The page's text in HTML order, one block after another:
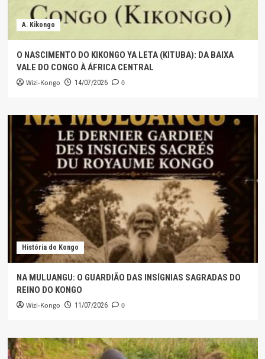
A. Kikongo
O NASCIMENTO DO KIKONGO YA LETA (KITUBA): DA BAIXA
VALE DO CONGO À ÁFRICA CENTRAL
Wizi-Kongo 14/07/2026 0
História do Kongo
NA MULUANGU: O GUARDIÃO DAS INSÍGNIAS SAGRADAS DO
REINO DO KONGO
Wizi-Kongo 11/07/2026 0